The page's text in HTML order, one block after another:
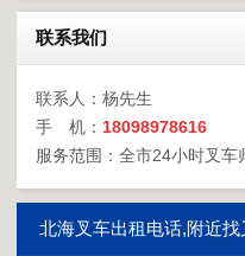
联系我们
联系人：杨先生
手 机： 18098978616
服务范围：全市24小时叉车
北海叉车出租电话,附近